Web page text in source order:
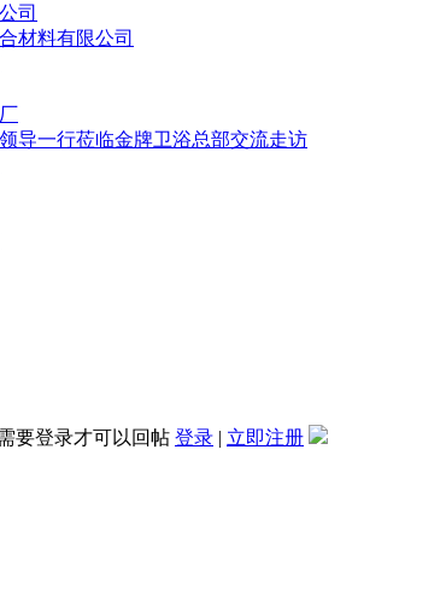
司
材料有限公司
导一行莅临金牌卫浴总部交流走访
要登录才可以回帖 登录 | 立即注册